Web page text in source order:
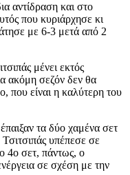
αντίδραση και στο
που κυριάρχησε κι
με 6-3 μετά από 2
μένει εκτός
ακόμη σεζόν δεν θα
που είναι η καλύτερη του
τα δύο χαμένα σετ
υπέπεσε σε
4ο σετ, πάντως, ο
σε σχέση με την